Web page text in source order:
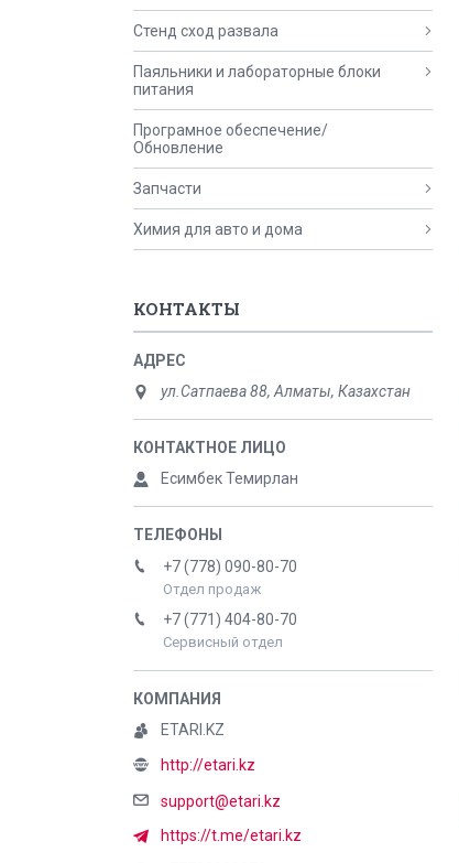
Стенд сход развала
Паяльники и лабораторные блоки
питания
Програмное обеспечение/
Обновление
Запчасти
Химия для авто и дома
КОНТАКТЫ
ул.Сатпаева 88, Алматы, Казахстан
Есимбек Темирлан
+7 (778) 090-80-70
Отдел продаж
+7 (771) 404-80-70
Сервисный отдел
ETARI.KZ
http://etari.kz
support@etari.kz
https://t.me/etari.kz